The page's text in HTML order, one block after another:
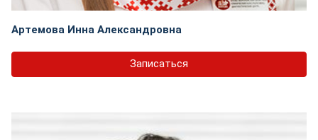
Артемова Инна Александровна
Записаться